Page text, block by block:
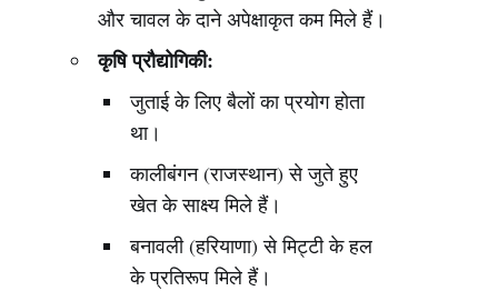
और चावल के दाने अपेक्षाकृत कम मिले हैं।
कृषि प्रौद्योगिकी:
जुताई के लिए बैलों का प्रयोग होता
था।
कालीबंगन (राजस्थान) से जुते हुए
खेत के साक्ष्य मिले हैं।
बनावली (हरियाणा) से मिट्टी के हल
के प्रतिरूप मिले हैं।